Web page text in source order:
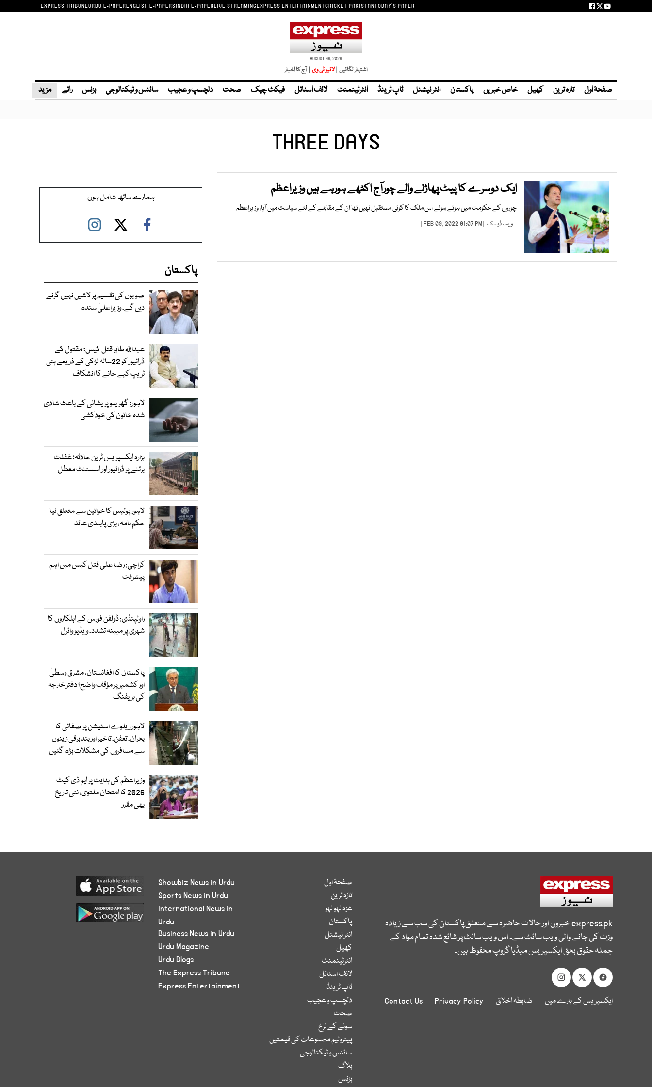
EXPRESS TRIBUNEURDU E-PAPERENGLISH E-PAPERSINDHI E-PAPERLIVE STREAMINGEXPRESS ENTERTAINMENTCRICKET PAKISTANTODAY'S PAPER
AUGUST 06, 2026
اشتہار لگائیں | | آج کا اخبار
صفحۂ اول تازہ ترین کھیل خاص خبریں پاکستان انٹر نیشنل ٹاپ ٹرینڈ انٹرٹینمنٹ لائف اسٹائل فیکٹ چیک صحت دلچسپ و عجیب سائنس و ٹیکنالوجی بزنس رائے مزید
THREE DAYS
ایک دوسرے کا پیٹ پھاڑنے والے چورآج اکٹھے ہورہے ہیں وزیراعظم
چوروں کے حکومت میں ہوتے ہوئے اس ملک کا کوئی مستقبل نہیں تھا ان کے مقابلے کے لئے سیاست میں آیا، وزیراعظم
ویب ڈیسک | FEB 09, 2022 01:07 PM |
ہمارے ساتھ شامل ہوں
پاکستان
صوبوں کی تقسیم پر لاشیں نہیں گرنے
دیں گے، وزیراعلیٰ سندھ
عبداللہ طاہر قتل کیس؛ مقتول کے
ڈرائیور کو 22سالہ لڑکی کے ذریعے ہنی
ٹریپ کیے جانے کا انشکاف
لاہور؛ گھریلو پریشانی کے باعث شادی
شدہ خاتون کی خودکشی
ہزارہ ایکسپریس ٹرین حادثہ؛ غفلت
برتنے پر ڈرائیور اور اسسٹنٹ معطل
لاہور پولیس کا خواتین سے متعلق نیا
حکم نامہ، بڑی پابندی عائد
کراچی: رضا علی قتل کیس میں اہم
پیشرفت
راولپنڈی: ڈولفن فورس کے اہلکاروں کا
شہری پر مبینہ تشدد، ویڈیو وائرل
پاکستان کا افغانستان، مشرق وسطیٰ
اور کشمیر پر مؤقف واضح؛ دفتر خارجہ
کی بریفنگ
لاہور ریلوے اسٹیشن پر صفائی کا
بحران، تعفن، تاخیر اور بند برقی زینوں
سے مسافروں کی مشکلات بڑھ گئیں
وزیراعظم کی ہدایت پر ایم ڈی کیٹ
2026 کا امتحان ملتوی، نئی تاریخ
بھی مقرر
express.pkخبروں اور حالات حاضرہ سے متعلق پاکستان کی سب سے زیادہ
وزٹ کی جانے والی ویب سائٹ ہے۔ اس ویب سائٹ پر شائع شدہ تمام مواد کے
جملہ حقوق بحق ایکسپریس میڈیا گروپ محفوظ ہیں۔
ایکسپریس کے بارے میں ضابطہ اخلاق Privacy Policy
Contact Us
صفحۂ اول
تازہ ترین
غزہ لہو لہو
پاکستان
انٹر نیشنل
کھیل
انٹرٹینمنٹ
لائف اسٹائل
ٹاپ ٹرینڈ
دلچسپ و عجیب
صحت
سونے کے نرخ
پیٹرولیم مصنوعات کی قیمتیں
سائنس و ٹیکنالوجی
بلاگ
بزنس
Showbiz News in Urdu
Sports News in Urdu
International News in
Urdu
Business News in Urdu
Urdu Magazine
Urdu Blogs
The Express Tribune
Express Entertainment